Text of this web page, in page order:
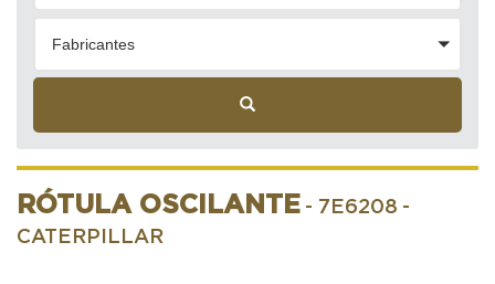
Fabricantes
RÓTULA OSCILANTE - 7E6208 -
CATERPILLAR